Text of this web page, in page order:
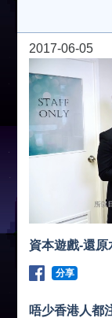
2017-06-05
資本遊戲-還原
分享
唔少香港人都